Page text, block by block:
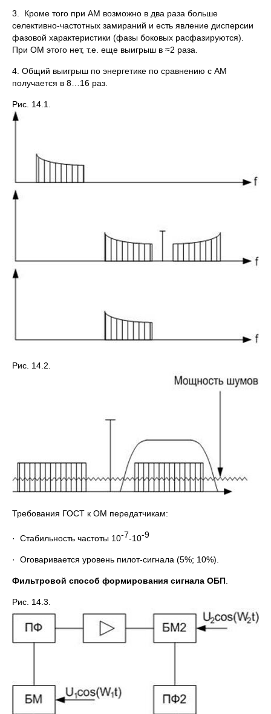
3. Кроме того при АМ возможно в два раза больше
селективно-частотных замираний и есть явление дисперсии
фазовой характеристики (фазы боковых расфазируются).
При ОМ этого нет, т.е. еще выигрыш в ≈2 раза.
4. Общий выигрыш по энергетике по сравнению с АМ
получается в 8…16 раз.
Рис. 14.1.
Рис. 14.2.
Требования ГОСТ к ОМ передатчикам:
· Стабильность частоты 10-7-10-9
· Оговаривается уровень пилот-сигнала (5%; 10%).
Фильтровой способ формирования сигнала ОБП
Рис. 14.3.